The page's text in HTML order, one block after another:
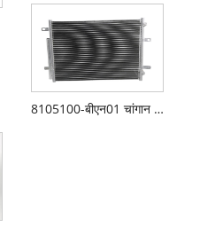
8105100-बीएन01 चांगान एल्सविन वी7 कंडेनसर